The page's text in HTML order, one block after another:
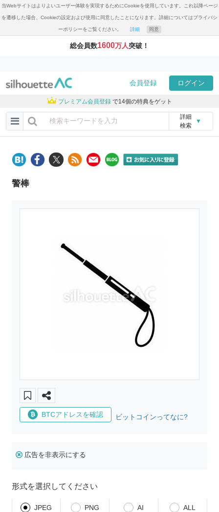
当Webサイトはよりよいユーザー体験を実現するためにCookieを使用しています。これ以降ページ
を遷移した場合、Cookieの設定および使用に同意したことになります。詳細についてはプライバシ
ーポリシーをご覧ください。 詳細 同意
総会員数1600万人突破！
会員登録 ログイン
プレミアム会員登録 で14個の特典をゲット
詳細
検索
▼
警棒
BTCアドレスを確認 ビットコインってなに?
広告を非表示にする
形式を選択してください
JPEG PNG AI ALL